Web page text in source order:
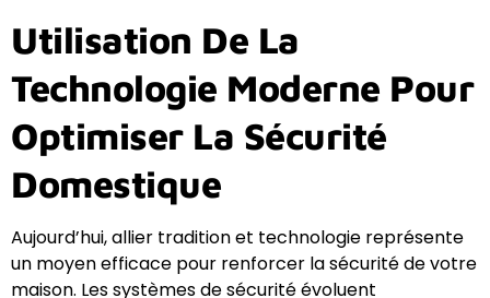
Utilisation De La
Technologie Moderne Pour
Optimiser La Sécurité
Domestique
Aujourd’hui, allier tradition et technologie représente
un moyen efficace pour renforcer la sécurité de votre
maison. Les systèmes de sécurité évoluent